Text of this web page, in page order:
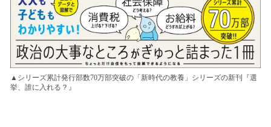
▲シリーズ累計発行部数70万部突破の「新時代の教養」シリーズの新刊『選
挙、誰に入れる？』